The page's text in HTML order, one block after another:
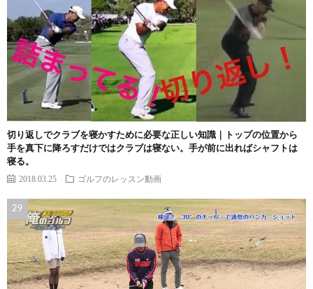
切り返しでクラブを寝かすために必要な正しい知識｜トップの位置から
手を真下に降ろすだけではクラブは寝ない。手が前に出ればシャフトは
寝る。
2018.03.25 ゴルフのレッスン動画